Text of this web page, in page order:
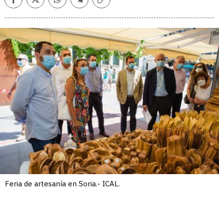
FacebookTwitterWhatsappTelegramCopiar
Feria de artesanía en Soria.- ICAL.